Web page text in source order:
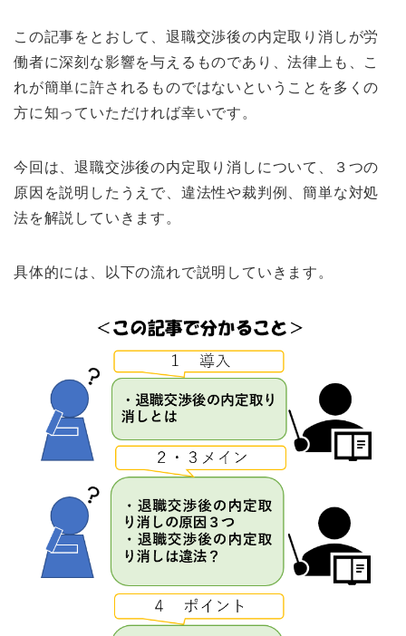
この記事をとおして、退職交渉後の内定取り消しが労
働者に深刻な影響を与えるものであり、法律上も、こ
れが簡単に許されるものではないということを多くの
方に知っていただければ幸いです。
今回は、退職交渉後の内定取り消しについて、３つの
原因を説明したうえで、違法性や裁判例、簡単な対処
法を解説していきます。
具体的には、以下の流れで説明していきます。